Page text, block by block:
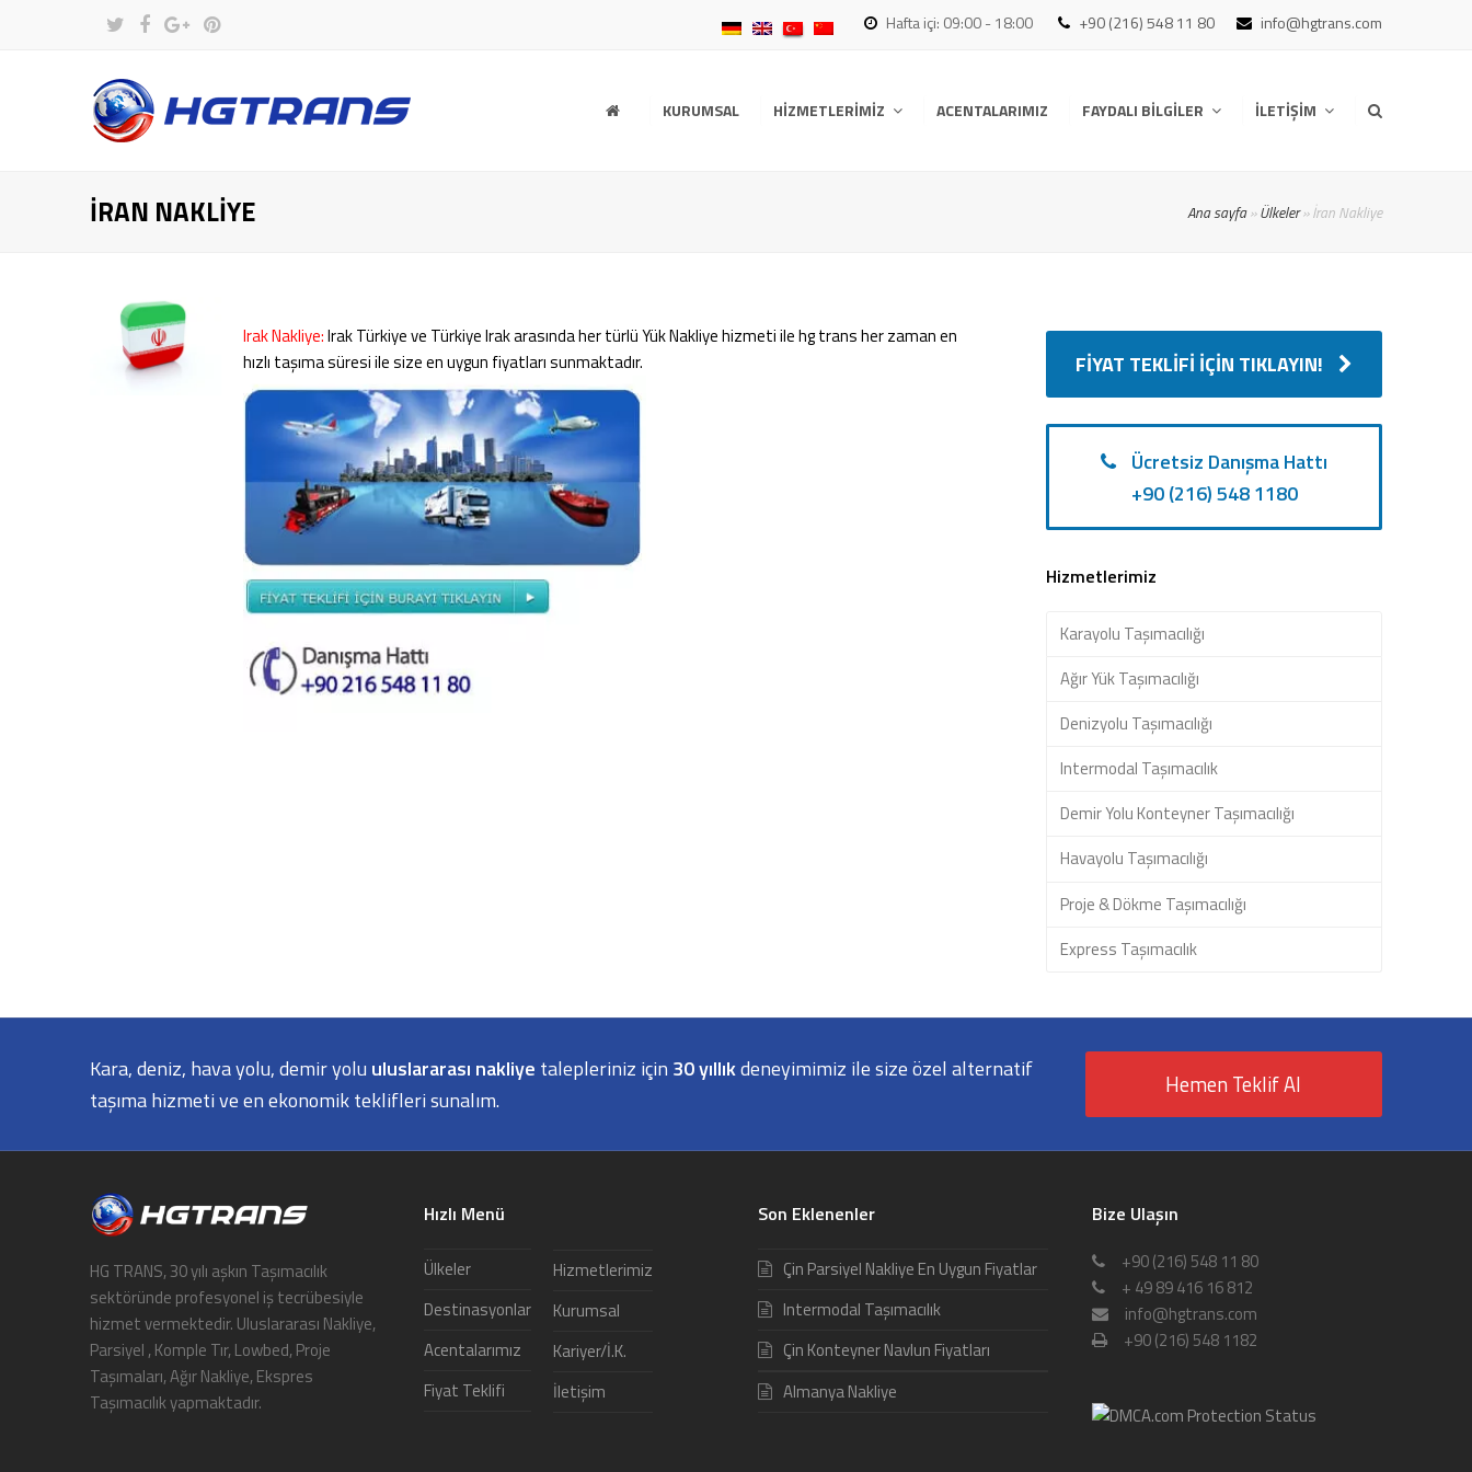
Hafta içi: 09:00 - 18:00 +90 (216) 548 11 80 info@hgtrans.com
TwitterFacebook
GooglePinterest
KURUMSAL HIZMETLERIMIZ ACENTALARIMIZ FAYDALI BILGILER İLETIŞIM
İRAN NAKLIYE Ana sayfa»Ülkeler»İran Nakliye
Irak Nakliye:Irak Türkiye ve Türkiye Irak arasında her türlü Yük Nakliye hizmeti ile hg trans her zaman en
hızlı taşıma süresi ile size en uygun fiyatları sunmaktadır.
FIYAT TEKLIFI İÇIN TIKLAYIN!
Ücretsiz Danışma Hattı
+90 (216) 548 1180
Hizmetlerimiz
Karayolu Taşımacılığı
Ağır Yük Taşımacılığı
Denizyolu Taşımacılığı
Intermodal Taşımacılık
Demir Yolu Konteyner Taşımacılığı
Havayolu Taşımacılığı
Proje & Dökme Taşımacılığı
Express Taşımacılık
Kara, deniz, hava yolu, demir yolu uluslararası nakliye talepleriniz için 30 yıllıkdeneyimimiz ile size özel alternatif
taşıma hizmeti ve en ekonomik teklifleri sunalım.
Hemen Teklif Al
HG TRANS, 30 yılı aşkın Taşımacılık
sektöründe profesyonel iş tecrübesiyle
hizmet vermektedir. Uluslararası Nakliye,
Parsiyel , Komple Tır, Lowbed, Proje
Taşımaları, Ağır Nakliye, Ekspres
Taşımacılık yapmaktadır.
Hızlı Menü
Ülkeler
Destinasyonlar
Acentalarımız
Fiyat Teklifi
Hizmetlerimiz
Kurumsal
Kariyer/İ.K.
İletişim
Son Eklenenler
Çin Parsiyel Nakliye En Uygun Fiyatlar
Intermodal Taşımacılık
Çin Konteyner Navlun Fiyatları
Almanya Nakliye
Bize Ulaşın
+90 (216) 548 11 80
+ 49 89 416 16 812
info@hgtrans.com
+90 (216) 548 1182